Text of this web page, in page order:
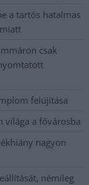
a tartós hatalmas
csak
felújítása
világa a fővárosba
nagyon
némileg